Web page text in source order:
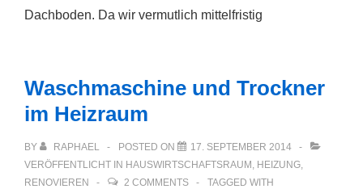
Dachboden. Da wir vermutlich mittelfristig
Waschmaschine und Trockner
im Heizraum
BY RAPHAEL POSTED ON
17. SEPTEMBER 2014
VERÖFFENTLICHT IN HAUSWIRTSCHAFTSRAUM , HEIZUNG,
RENOVIEREN
2 COMMENTS
TAGGED WITH